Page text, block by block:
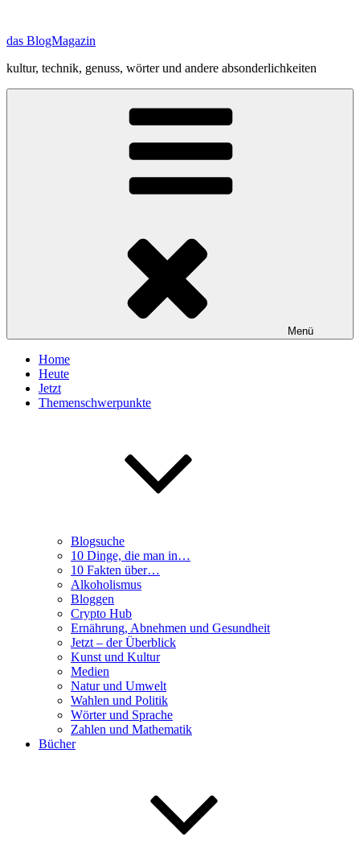
springen
das BlogMagazin
kultur, technik, genuss, wörter und andere absonderlichkeiten
Menü
Home
Heute
Jetzt
Themenschwerpunkte
Blogsuche
10 Dinge, die man in…
10 Fakten über…
Alkoholismus
Bloggen
Crypto Hub
Ernährung, Abnehmen und Gesundheit
Jetzt – der Überblick
Kunst und Kultur
Medien
Natur und Umwelt
Wahlen und Politik
Wörter und Sprache
Zahlen und Mathematik
Bücher